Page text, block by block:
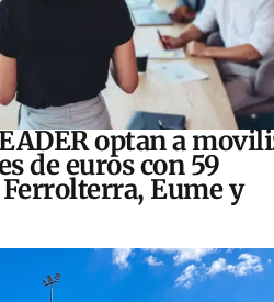
optan a
de euros con 59
Eume y